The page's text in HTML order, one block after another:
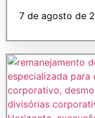
7 de agosto de